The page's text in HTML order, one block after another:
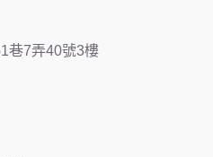
巷7弄40號3樓